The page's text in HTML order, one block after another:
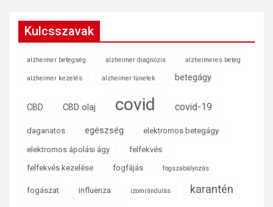
Kulcsszavak
alzheimer betegség alzheimer diagnózis alzheimeres beteg
alzheimer kezelés alzheimer tünetek betegágy
CBD CBD olaj covid covid-19
daganatos egészség elektromos betegágy
elektromos ápolási ágy
felfekvés
felfekvés kezelése
fogfájás fogszabályozás
fogászat influenza izomrándulás karantén